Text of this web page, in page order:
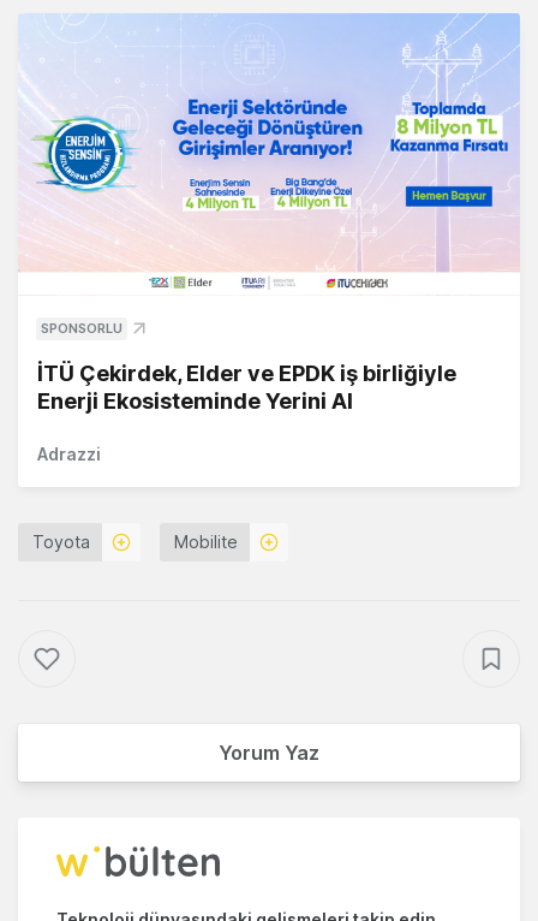
SPONSORLU
İTÜ Çekirdek, Elder ve EPDK iş birliğiyle
Enerji Ekosisteminde Yerini Al
Adrazzi
Toyota Mobilite
Yorum Yaz